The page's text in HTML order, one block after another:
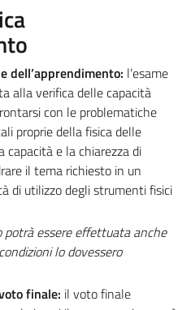
dell’apprendimento: l’esame
alla verifica delle capacità
con le problematiche
proprie della fisica delle
capacità e la chiarezza di
il tema richiesto in un
di utilizzo degli strumenti fisici
potrà essere effettuata anche
lo dovessero
finale: il voto finale